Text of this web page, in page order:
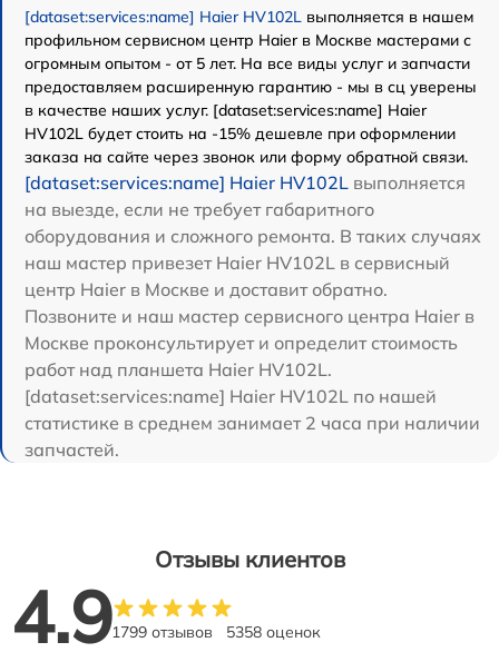
[dataset:services:name] Haier HV102L выполняется в нашем
профильном сервисном центр Haier в Москве мастерами с
огромным опытом - от 5 лет. На все виды услуг и запчасти
предоставляем расширенную гарантию - мы в сц уверены
в качестве наших услуг. [dataset:services:name] Haier
HV102L будет стоить на -15% дешевле при оформлении
заказа на сайте через звонок или форму обратной связи.
[dataset:services:name] Haier HV102L выполняется
на выезде, если не требует габаритного
оборудования и сложного ремонта. В таких случаях
наш мастер привезет Haier HV102L в сервисный
центр Haier в Москве и доставит обратно.
Позвоните и наш мастер сервисного центра Haier в
Москве проконсультирует и определит стоимость
работ над планшета Haier HV102L.
[dataset:services:name] Haier HV102L по нашей
статистике в среднем занимает 2 часа при наличии
запчастей.
Отзывы клиентов
4.91799 отзывов 5358 оценок